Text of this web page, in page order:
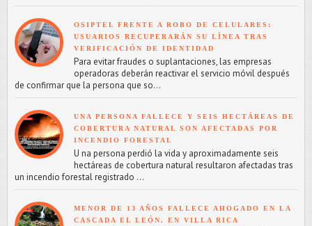
OSIPTEL FRENTE A ROBO DE CELULARES:
USUARIOS RECUPERARÁN SU LÍNEA TRAS
VERIFICACIÓN DE IDENTIDAD
Para evitar fraudes o suplantaciones, las empresas
operadoras deberán reactivar el servicio móvil después
de confirmar que la persona que so...
UNA PERSONA FALLECE Y SEIS HECTÁREAS DE
COBERTURA NATURAL SON AFECTADAS POR
INCENDIO FORESTAL
U na persona perdió la vida y aproximadamente seis
hectáreas de cobertura natural resultaron afectadas tras
un incendio forestal registrado ...
MENOR DE 13 AÑOS FALLECE AHOGADO EN LA
CASCADA EL LEÓN, EN VILLA RICA